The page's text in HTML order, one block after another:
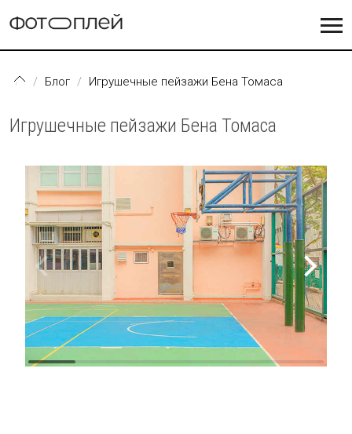
Блог Игрушечные пейзажи Бена Томаса
Игрушечные пейзажи Бена Томаса